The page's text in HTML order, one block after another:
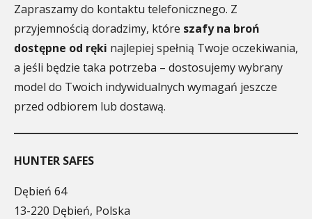
Zapraszamy do kontaktu telefonicznego. Z
przyjemnością doradzimy, które szafy na broń
dostępne od ręki najlepiej spełnią Twoje oczekiwania,
a jeśli będzie taka potrzeba – dostosujemy wybrany
model do Twoich indywidualnych wymagań jeszcze
przed odbiorem lub dostawą.
HUNTER SAFES
Dębień 64
13-220 Dębień, Polska